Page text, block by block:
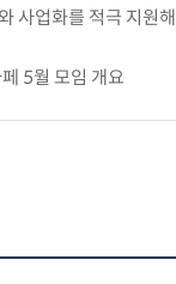
사업화를 적극 지원
5월 모임 개요